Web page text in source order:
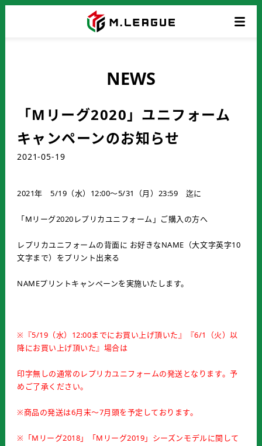
NEWS
「Mリーグ2020」ユニフォーム
キャンペーンのお知らせ
2021-05-19
2021年 5/19（水）12:00～5/31（月）23:59 迄に
「Mリーグ2020レプリカユニフォーム」ご購入の方へ
レプリカユニフォームの背面に お好きなNAME（大文字英字10
文字まで）をプリント出来る
NAMEプリントキャンペーンを実施いたします。
※『5/19（水）12:00までにお買い上げ頂いた』『6/1（火）以
降にお買い上げ頂いた』場合は
印字無しの通常のレプリカユニフォームの発送となります。予
めご了承ください。
※商品の発送は6月末～7月頭を予定しております。
※「Mリーグ2018」「Mリーグ2019」シーズンモデルに関して